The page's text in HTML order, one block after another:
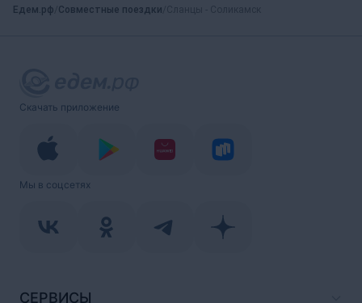
Едем.рф Совместные поездки
Скачать приложение
Мы в соцсетях
СЕРВИСЫ